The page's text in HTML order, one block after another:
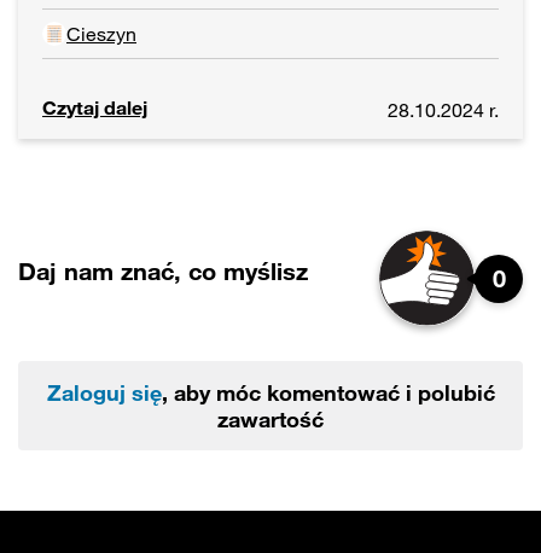
Cieszyn
Czytaj dalej 28.10.2024 r.
Daj nam znać, co myślisz 0
Zaloguj się, aby móc komentować i polubić
zawartość